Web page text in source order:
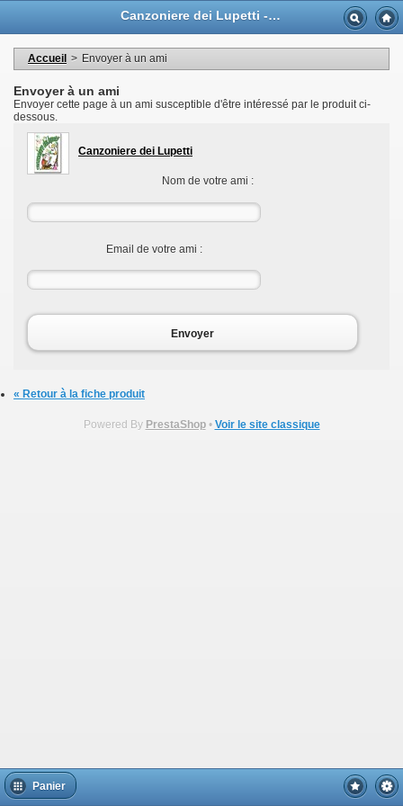
Canzoniere dei Lupetti - Casa Musicale Eco
Accueil > Envoyer à un ami
Envoyer à un ami
Envoyer cette page à un ami susceptible d'être intéressé par le produit ci-
dessous.
Canzoniere dei Lupetti
Nom de votre ami :
Email de votre ami :
Envoyer
« Retour à la fiche produit
Powered By PrestaShop• Voir le site classique
Panier
Mes informations personnelles
Mes commandes
Mes bons de réductions
Déconnexion